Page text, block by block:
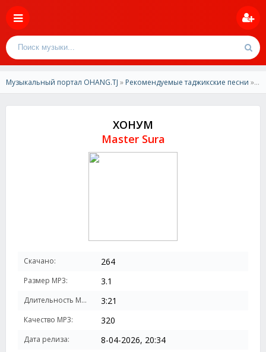
Музыкальный портал OHANG.TJ » Рекомендуемые таджикские песни » Master Sura - ХОНУМ
ХОНУМ
Master Sura
Скачано: 264
Размер MP3: 3.1
Длительность MP3: 3:21
Качество MP3: 320
Дата релиза: 8-04-2026, 20:34